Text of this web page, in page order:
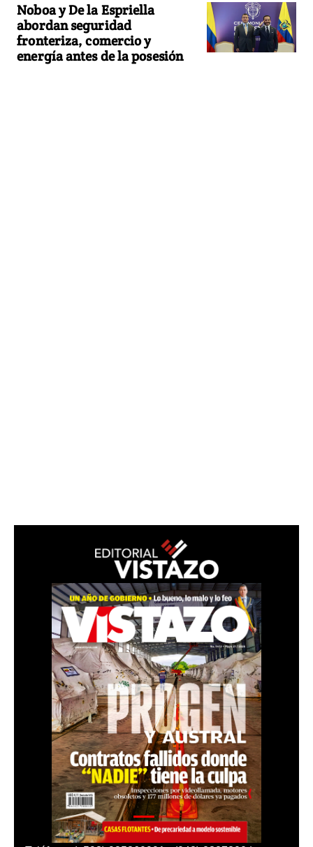
Noboa y De la Espriella
abordan seguridad
fronteriza, comercio y
energía antes de la posesión